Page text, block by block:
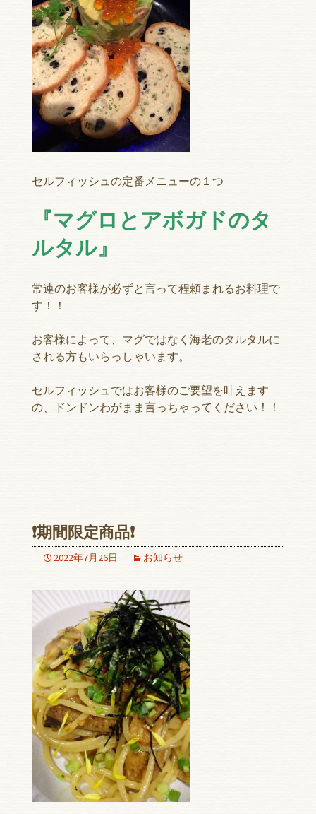
セルフィッシュの定番メニューの１つ
『マグロとアボガドのタ
ルタル』
常連のお客様が必ずと言って程頼まれるお料理で
す！！
お客様によって、マグではなく海老のタルタルに
される方もいらっしゃいます。
セルフィッシュではお客様のご要望を叶えます
の、ドンドンわがまま言っちゃってください！！
❗️期間限定商品❗️
2022年7月26日 お知らせ